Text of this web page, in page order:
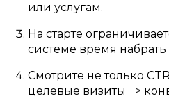
или услугам.
На старте
системе время
Смотрите не только
целевые визиты −>